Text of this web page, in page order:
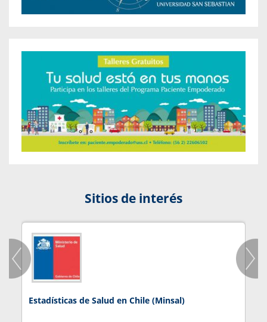
Sitios de interés
Estadísticas de Salud en Chile (Minsal)